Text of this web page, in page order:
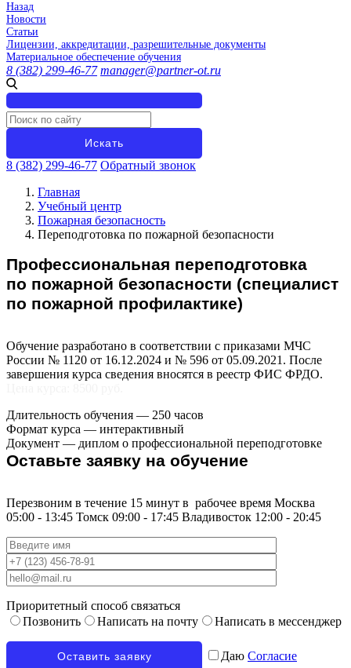
Назад
Новости
Статьи
Лицензии, аккредитации, разрешительные документы
Материальное обеспечение обучения
8 (382) 299-46-77 manager@partner-ot.ru
8 (382) 299-46-77 Обратный звонок
Главная
Учебный центр
Пожарная безопасность
Переподготовка по пожарной безопасности
Профессиональная переподготовка
по пожарной безопасности (специалист
по пожарной профилактике)
Обучение разработано в соответствии с приказами МЧС
России № 1120 от 16.12.2024 и № 596 от 05.09.2021. После
завершения курса сведения вносятся в реестр ФИС ФРДО.
Длительность обучения — 250 часов
Формат курса — интерактивный
Документ — диплом о профессиональной переподготовке
Оставьте заявку на обучение
Перезвоним в течение 15 минут в рабочее время Москва
05:00 - 13:45 Томск 09:00 - 17:45 Владивосток 12:00 - 20:45
Приоритетный способ связаться
Позвонить
Написать на почту Написать в мессенджер
Даю Согласие